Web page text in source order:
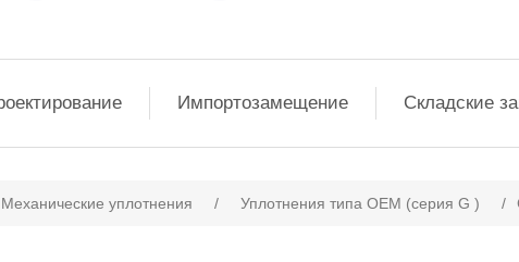
Импортозамещение Складские
Механические уплотнения / Уплотнения типа OEM (серия G ) /